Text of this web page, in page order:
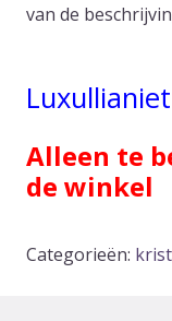
van de
Luxullianiet
Alleen te
de winkel
Categorieën: